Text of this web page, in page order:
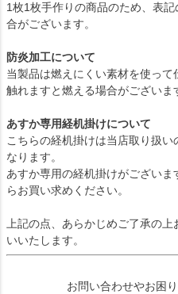
1枚1枚手作りの商品のため、表
合がございます。
防炎加工について
当製品は燃えにくい素材を使っ
触れますと燃える場合がございま
あすか専用経机掛けについて
こちらの経机掛けは当店取り扱
なります。
あすか専用の経机掛けがございま
らお買い求めください。
上記の点、あらかじめご了承の
いいたします。
お問い合わせやお困